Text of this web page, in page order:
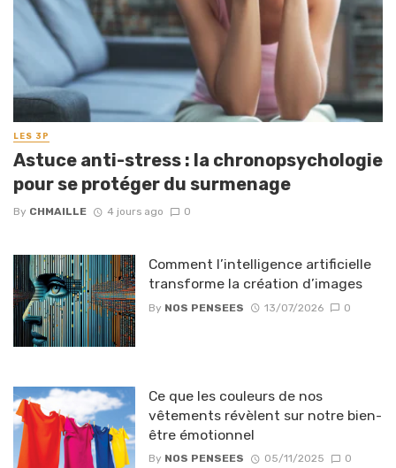
LES 3P
Astuce anti-stress : la chronopsychologie
pour se protéger du surmenage
By CHMAILLE 4 jours ago 0
Comment l’intelligence artificielle
transforme la création d’images
By NOS PENSEES 13/07/2026 0
Ce que les couleurs de nos
vêtements révèlent sur notre bien-
être émotionnel
By NOS PENSEES 05/11/2025 0